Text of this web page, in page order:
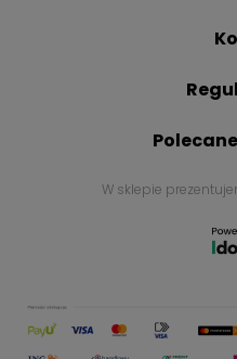
W sklepie